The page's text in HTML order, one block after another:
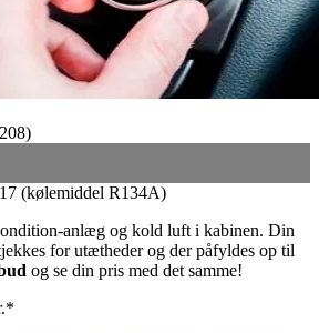
)
(kølemiddel R134A)
anlæg og kold luft i kabinen. Din
for utætheder og der påfyldes op til
og se din pris med det samme!